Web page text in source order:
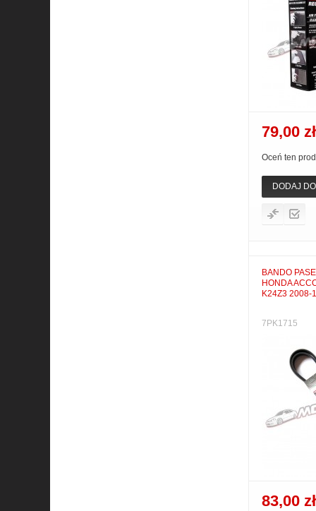
79,00 zł
Oceń ten
DODAJ
BANDO
HONDA
K24Z3 2008-
7PK1715
83,00 zł